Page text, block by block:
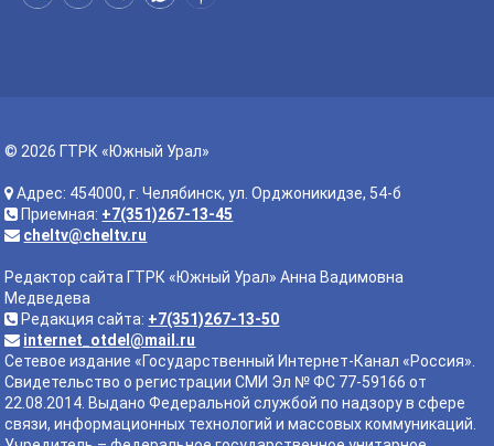
© 2026 ГТРК «Южный Урал»
Адрес: 454000, г. Челябинск, ул. Орджоникидзе, 54-б
Приемная: +7(351)267-13-45
cheltv@cheltv.ru
Редактор сайта ГТРК «Южный Урал» Анна Вадимовна
Медведева
Редакция сайта: +7(351)267-13-50
internet_otdel@mail.ru
Сетевое издание «Государственный Интернет-Канал «Россия».
Свидетельство о регистрации СМИ Эл № ФС 77-59166 от
22.08.2014. Выдано Федеральной службой по надзору в сфере
связи, информационных технологий и массовых коммуникаций.